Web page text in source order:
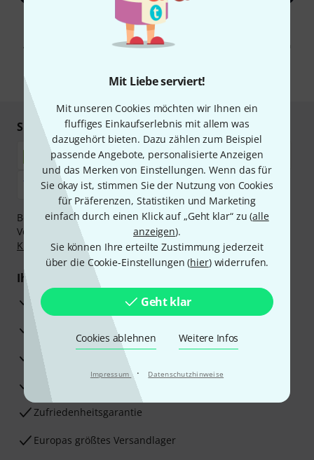
Mit Liebe serviert!
Mit unseren Cookies möchten wir Ihnen ein
fluffiges Einkaufserlebnis mit allem was
dazugehört bieten. Dazu zählen zum Beispiel
passende Angebote, personalisierte Anzeigen
und das Merken von Einstellungen. Wenn das für
Sie okay ist, stimmen Sie der Nutzung von Cookies
für Präferenzen, Statistiken und Marketing
einfach durch einen Klick auf „Geht klar“ zu (alle
anzeigen).
Sie können Ihre erteilte Zustimmung jederzeit
über die Cookie-Einstellungen (hier) widerrufen.
Geht klar
Cookies ablehnen Weitere Infos
Impressum · Datenschutzhinweise
Mit Klick auf „Jetzt anmelden“ stimmen Sie dem Erhalt von E-Mail-
Werbung und einer Messung des E-Mail-Nutzungsverhaltens zu. Die
Abmeldung ist jederzeit möglich. Weitere Informationen finden Sie in
* Pflichtfeld
Sicher einkaufen & bezahlen
Bezahlen Sie vertraulich und sicher per Nachnahme,
Vorkasse, PayPal, Amazon Pay,Klarna Sofort bezahlen
Klarna Ratenzahlungoder Kreditkarte.
Ihre Vorteile
3 Jahre Thomann Garantie
30 Tage Money-Back-Garantie
Beratung durch Fachexperten
Zufriedenheitsgarantie
Europas größtes Versandlager